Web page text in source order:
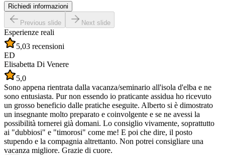
Richiedi informazioni
Previous slide Next slide
Esperienze reali
5,03 recensioni
ED
Elisabetta Di Venere
5,0
Sono appena rientrata dalla vacanza/seminario all'isola d'elba e ne
sono entusiasta. Pur non essendo io praticante assidua ho ricevuto
un grosso beneficio dalle pratiche eseguite. Alberto si è dimostrato
un insegnante molto preparato e coinvolgente e se ne avessi la
possibilità tornerei già domani. Lo consiglio vivamente, soprattutto
ai "dubbiosi" e "timorosi" come me! E poi che dire, il posto
stupendo e la compagnia altrettanto. Non potrei consigliare una
vacanza migliore. Grazie di cuore.